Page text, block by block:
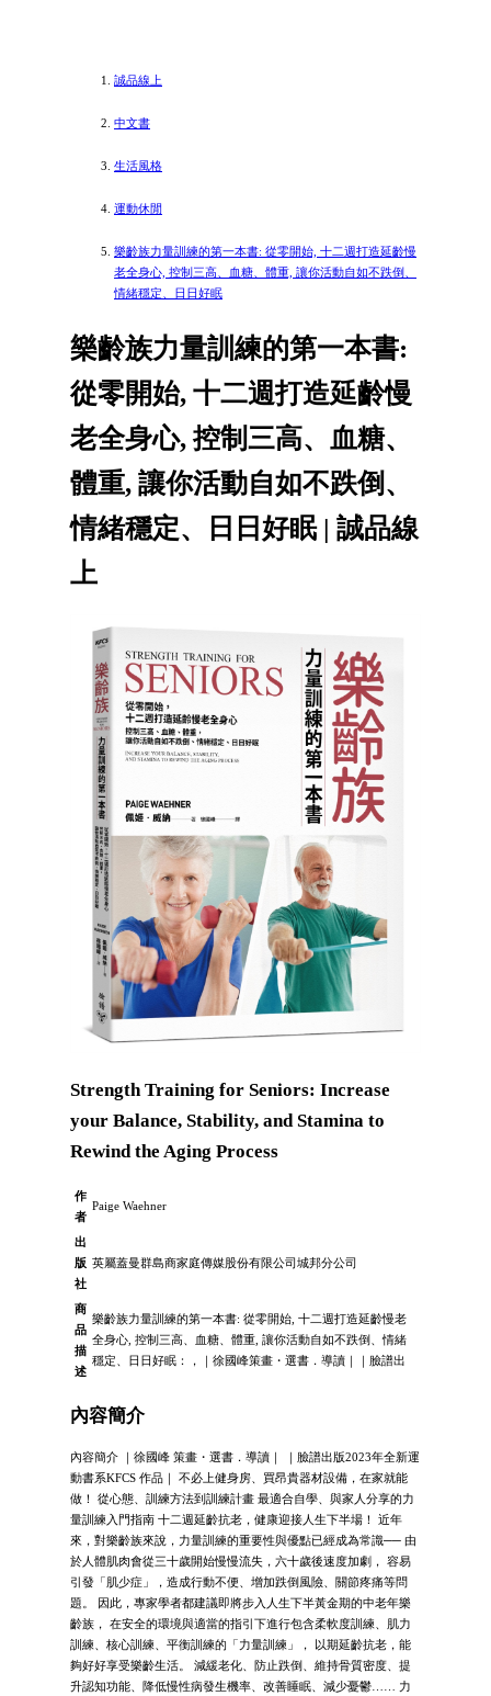
誠品線上
中文書
生活風格
運動休閒
樂齡族力量訓練的第一本書: 從零開始, 十二週打造延齡慢
老全身心, 控制三高、血糖、體重, 讓你活動自如不跌倒、
情緒穩定、日日好眠
樂齡族力量訓練的第一本書:
從零開始, 十二週打造延齡慢
老全身心, 控制三高、血糖、
體重, 讓你活動自如不跌倒、
情緒穩定、日日好眠 | 誠品線
上
Strength Training for Seniors: Increase
your Balance, Stability, and Stamina to
Rewind the Aging Process
作
者
Paige Waehner
出
版
社
英屬蓋曼群島商家庭傳媒股份有限公司城邦分公司
商
品
描
述
樂齡族力量訓練的第一本書: 從零開始, 十二週打造延齡慢老
全身心, 控制三高、血糖、體重, 讓你活動自如不跌倒、情緒
穩定、日日好眠：，｜徐國峰策畫・選書．導讀｜｜臉譜出
內容簡介
內容簡介 ｜徐國峰 策畫・選書．導讀｜ ｜臉譜出版2023年全新運
動書系KFCS 作品｜ 不必上健身房、買昂貴器材設備，在家就能
做！ 從心態、訓練方法到訓練計畫 最適合自學、與家人分享的力
量訓練入門指南 十二週延齡抗老，健康迎接人生下半場！ 近年
來，對樂齡族來說，力量訓練的重要性與優點已經成為常識── 由
於人體肌肉會從三十歲開始慢慢流失，六十歲後速度加劇， 容易
引發「肌少症」，造成行動不便、增加跌倒風險、關節疼痛等問
題。 因此，專家學者都建議即將步入人生下半黃金期的中老年樂
齡族， 在安全的環境與適當的指引下進行包含柔軟度訓練、肌力
訓練、核心訓練、平衡訓練的「力量訓練」， 以期延齡抗老，能
夠好好享受樂齡生活。 減緩老化、防止跌倒、維持骨質密度、提
升認知功能、降低慢性病發生機率、改善睡眠、減少憂鬱…… 力